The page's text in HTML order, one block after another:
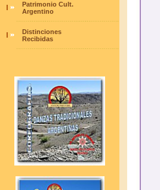
Patrimonio Cult.
Argentino
Distinciones
Recibidas